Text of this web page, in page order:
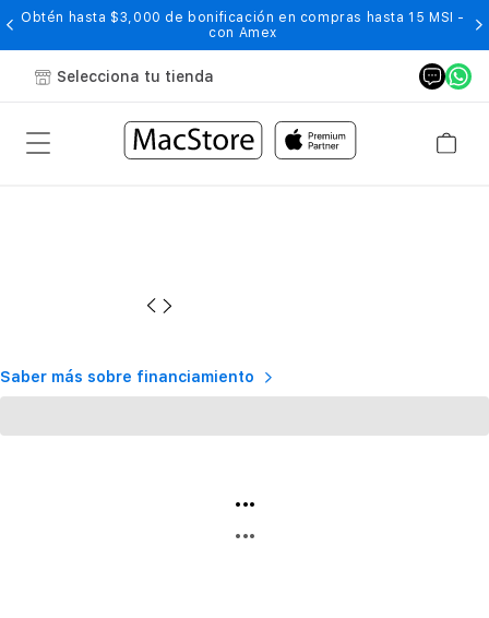
Obtén hasta $3,000 de bonificación en compras hasta 15 MSI -
con Amex
Selecciona tu tienda
Saber más sobre financiamiento
...
...